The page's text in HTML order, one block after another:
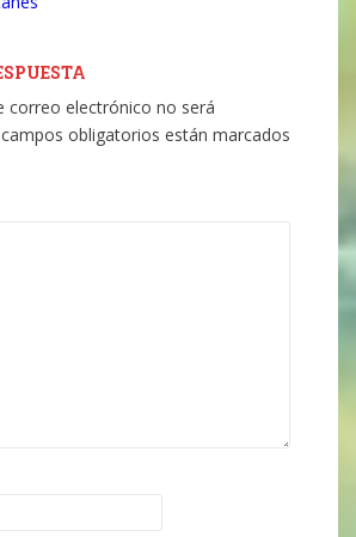
correo electrónico no será
obligatorios están marcados